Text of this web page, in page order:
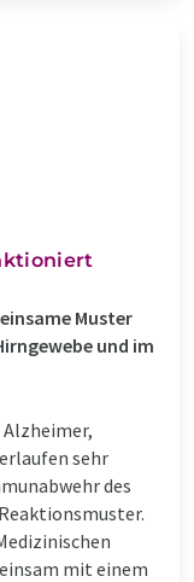
Muster
und im
sehr
des
mit einem